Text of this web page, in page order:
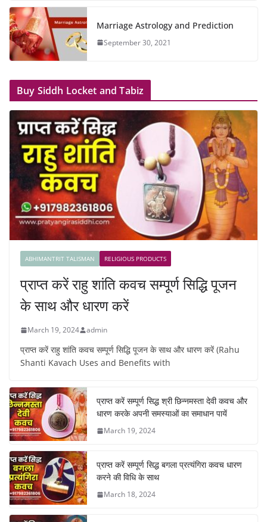
Marriage Astrology and Prediction
September 30, 2021
Buy Siddh Locket and Tabiz
ABHIMANTRIT TALISMAN RELIGIOUS PRODUCTS
प्राप्त करें राहु शांति कवच सम्पूर्ण सिद्धि पूजन
के साथ और धारण करें
March 19, 2024 admin
प्राप्त करें राहु शांति कवच सम्पूर्ण सिद्धि पूजन के साथ और धारण करें (Rahu
Shanti Kavach Uses and Benefits with
प्राप्त करें सम्पूर्ण सिद्ध श्री छिन्नमस्ता देवी कवच और
धारण करके अपनी समस्याओं का समाधान पायें
March 19, 2024
प्राप्त करें सम्पूर्ण सिद्ध बगला प्रत्यंगिरा कवच धारण
करने की विधि के साथ
March 18, 2024